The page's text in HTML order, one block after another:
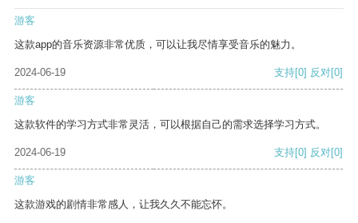
游客
这款app的音乐资源非常优质，可以让我尽情享受音乐的魅力。
2024-06-19 支持[0] 反对[0]
游客
这款软件的学习方式非常灵活，可以根据自己的需求选择学习方式。
2024-06-19 支持[0] 反对[0]
游客
这款游戏的剧情非常感人，让我久久不能忘怀。